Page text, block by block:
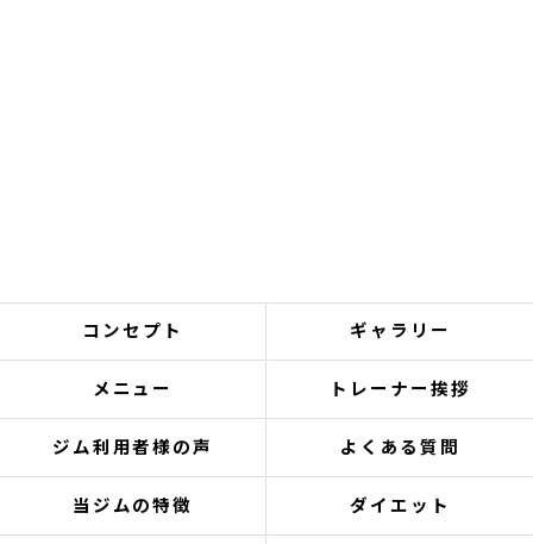
コンセプト ギャラリー
メニュー トレーナー挨拶
ジム利用者様の声 よくある質問
当ジムの特徴 ダイエット